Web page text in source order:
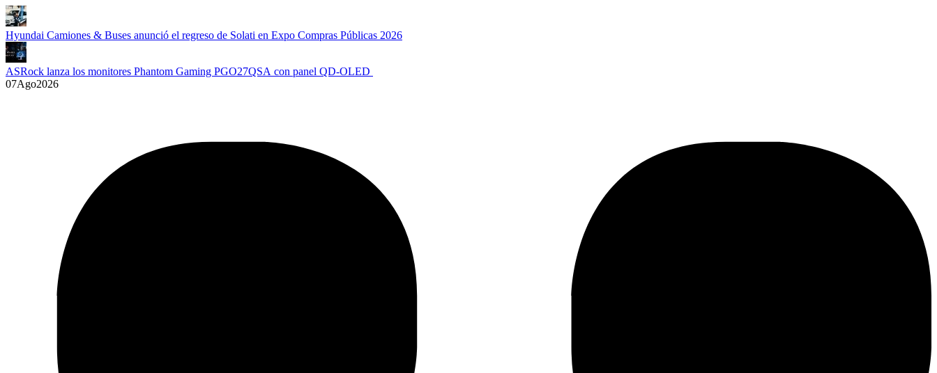
Hyundai Camiones & Buses anunció el regreso de Solati en Expo Compras Públicas 2026
ASRock lanza los monitores Phantom Gaming PGO27QSA con panel QD-OLED
07Ago2026